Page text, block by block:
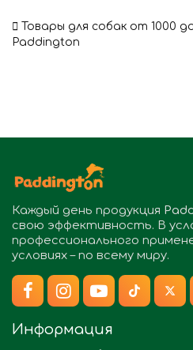
Товары для собак от 1000
Paddington
Каждый день продукция
свою эффективность. В
профессионального
условиях – по всему миру.
Информация